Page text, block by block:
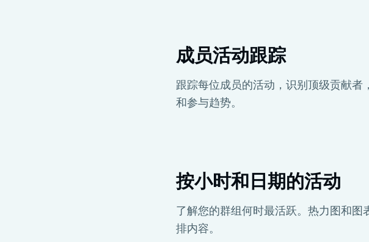
成员活动跟踪
跟踪每位成员的活动，识别顶级贡献
和参与趋势。
按小时和日期的活动
了解您的群组何时最活跃。热力图和
排内容。